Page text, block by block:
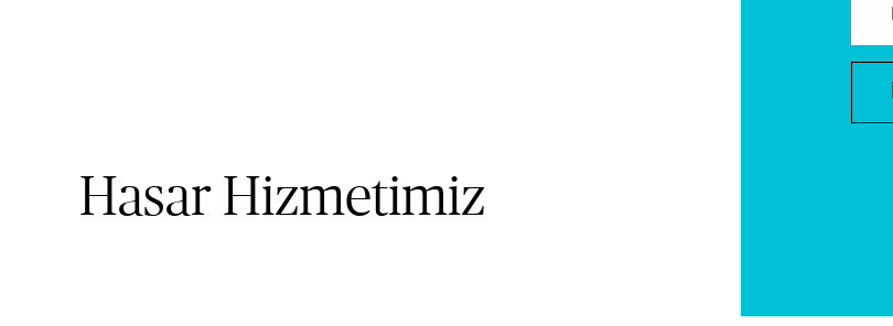
Hasar Hizmetimiz